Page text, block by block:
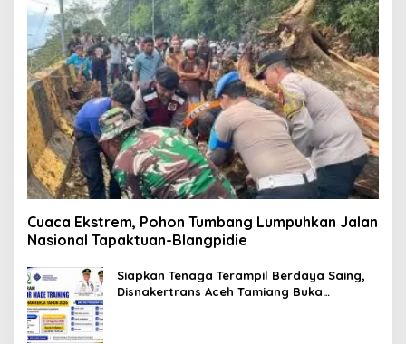
Cuaca Ekstrem, Pohon Tumbang Lumpuhkan Jalan
Nasional Tapaktuan-Blangpidie
Siapkan Tenaga Terampil Berdaya Saing,
Disnakertrans Aceh Tamiang Buka